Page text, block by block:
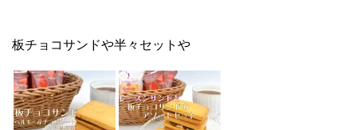
板チョコサンドや半々セットや